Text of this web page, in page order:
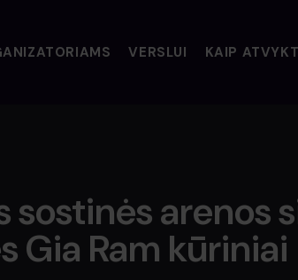
VERSLUI KAIP
sostinės arenos
Gia Ram kūriniai